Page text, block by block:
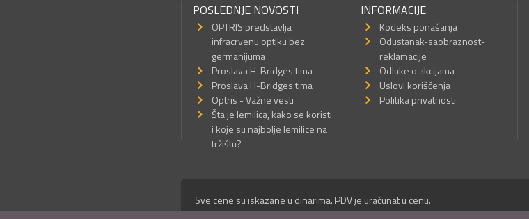
POSLEDNJE NOVOSTI
OPTRIS predstavlja
infracrvenu optiku bez
germanijuma
Proslava H-Bridges tima
Proslava H-Bridges tima
Optris - Važne vesti
Šta je lemilica, kako se koristi
i koje su najbolje lemilice na
tržištu?
INFORMACIJE
Kodeks ponašanja
Odustanak-saobraznost-
reklamacije
Odluke o akcijama
Uslovi korišćenja
Politika privatnosti
Sve cene su iskazane u dinarima. PDV je uračunat u cenu.
© Mikro Princ 1999 - 2026. Sva prava su zadržana.